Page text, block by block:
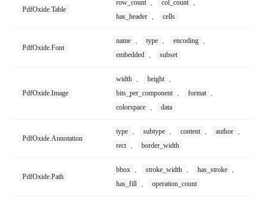
PdfOxide.Table
row_count 、 col_count 、
has_header 、 cells
PdfOxide.Font
name 、 type 、 encoding 、
embedded 、 subset
PdfOxide.Image
width 、 height 、
bits_per_component 、 format 、
colorspace 、 data
PdfOxide.Annotation
type 、 subtype 、 content 、 author 、
rect 、 border_width
PdfOxide.Path
bbox 、 stroke_width 、 has_stroke 、
has_fill 、 operation_count